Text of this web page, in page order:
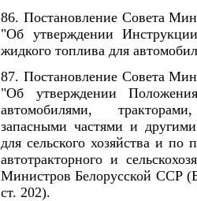
86. Постановление Совета
"Об утверждении
жидкого топлива для
87. Постановление Совета
"Об утверждении
автомобилями,
запасными частями и другими
для сельского хозяйства и по
автотракторного и
Министров Белорусской ССР
ст. 202).